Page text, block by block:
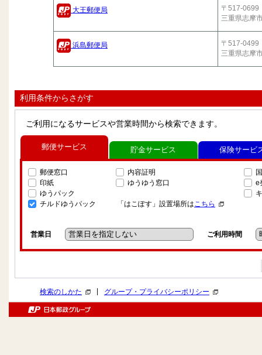
大王郵便局
〒517-0699
三重県志摩
浜島郵便局
〒517-0499
三重県志摩
利用条件からさがす
ご利用になるサービスや営業時間から検索できます。
郵便サービス
郵便窓口
印紙
ゆうパック
チルドゆうパック
内容証明
ゆうゆう窓口
「はこぽす」設置場所はこちら
e
営業日 ご利用時間
貯金サービス 保険サービ
検索のしかた グループ・プライバシーポリシー